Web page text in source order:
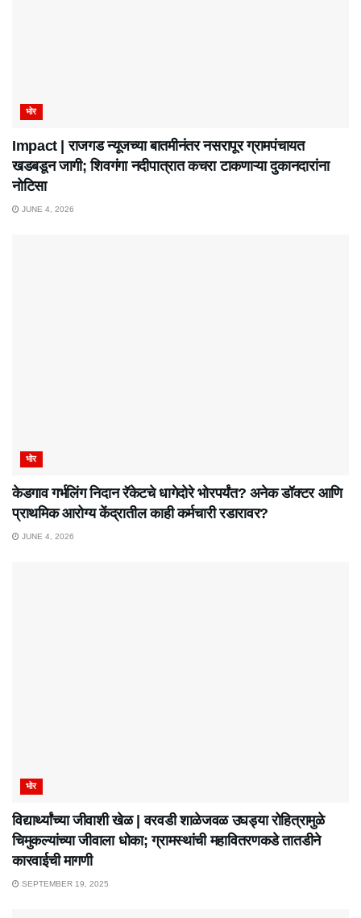
भोर
Impact | राजगड न्यूजच्या बातमीनंतर नसरापूर ग्रामपंचायत
खडबडून जागी; शिवगंगा नदीपात्रात कचरा टाकणाऱ्या दुकानदारांना
नोटिसा
JUNE 4, 2026
भोर
केडगाव गर्भलिंग निदान रॅकेटचे धागेदोरे भोरपर्यंत? अनेक डॉक्टर आणि
प्राथमिक आरोग्य केंद्रातील काही कर्मचारी रडारावर?
JUNE 4, 2026
भोर
विद्यार्थ्यांच्या जीवाशी खेळ | वरवडी शाळेजवळ उघड्या रोहित्रामुळे
चिमुकल्यांच्या जीवाला धोका; ग्रामस्थांची महावितरणकडे तातडीने
कारवाईची मागणी
SEPTEMBER 19, 2025